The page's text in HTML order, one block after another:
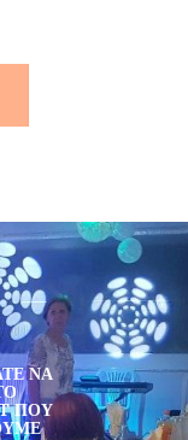
ΝΑ
ΠΟΥ